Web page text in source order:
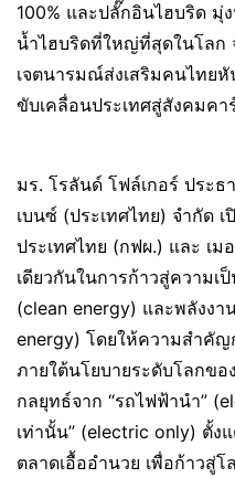
100% และปลั๊กอินไฮบริด มุ่
น้ำไฮบริดที่ใหญ่ที่สุดในโลก
เจตนารมณ์ส่งเสริมคนไทย
ขับเคลื่อนประเทศสู่สังคมคา
มร. โรลันด์ โฟล์เกอร์ ประธ
เบนซ์ (ประเทศไทย) จำกัด
ประเทศไทย (กฟผ.) และ เม
เดียวกันในการก้าวสู่ความเ
(clean energy) และพลังงา
energy) โดยให้ความสำคั
ภายใต้นโยบายระดับโลกขอ
กลยุทธ์จาก “รถไฟฟ้านำ”
เท่านั้น” (electric only) ตั้ง
ตลาดเอื้ออำนวย เพื่อก้าวสู่